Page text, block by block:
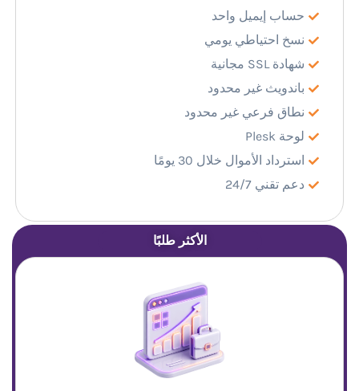
حساب إيميل واحد
نسخ احتياطي يومي
شهادة SSL مجانية
باندويث غير محدود
نطاق فرعي غير محدود
لوحة Plesk
استرداد الأموال خلال 30 يومًا
دعم تقني 24/7
الأكثر طلبًا